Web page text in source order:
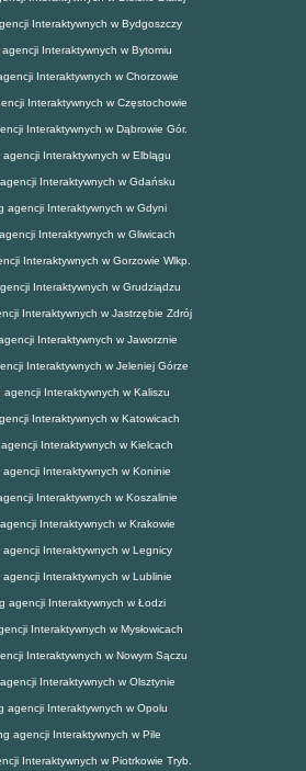
Interaktywnych w Bydgoszczy
Interaktywnych w Bytomiu
Interaktywnych w Chorzowie
Interaktywnych w Częstochowie
Interaktywnych w Dąbrowie Gór.
agencji Interaktywnych w Elblągu
Interaktywnych w Gdańsku
agencji Interaktywnych w Gdyni
Interaktywnych w Gliwicach
Interaktywnych w Gorzowie Wlkp.
Interaktywnych w Grudziądzu
Interaktywnych w Jastrzębie Zdrój
Interaktywnych w Jaworznie
Interaktywnych w Jeleniej Górze
agencji Interaktywnych w Kaliszu
Interaktywnych w Katowicach
Interaktywnych w Kielcach
agencji Interaktywnych w Koninie
Interaktywnych w Koszalinie
Interaktywnych w Krakowie
agencji Interaktywnych w Legnicy
agencji Interaktywnych w Lublinie
agencji Interaktywnych w Łodzi
Interaktywnych w Mysłowicach
Interaktywnych w Nowym Sączu
Interaktywnych w Olsztynie
agencji Interaktywnych w Opolu
agencji Interaktywnych w Pile
Interaktywnych w Piotrkowie Tryb.